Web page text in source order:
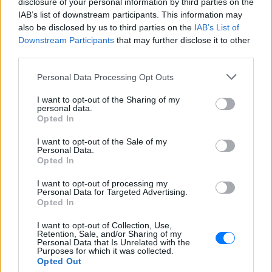
IAB’s list of downstream participants. This information may
also be disclosed by us to third parties on the IAB’s List of
Downstream Participants that may further disclose it to other
Personal Data Processing Opt Outs
I want to opt-out of the Sharing of my
personal data.
Opted In
I want to opt-out of the Sale of my
Personal Data.
Opted In
I want to opt-out of processing my
Personal Data for Targeted Advertising.
Opted In
I want to opt-out of Collection, Use,
Retention, Sale, and/or Sharing of my
Personal Data that Is Unrelated with the
Purposes for which it was collected.
Opted Out
ΔΕΙΤΕ ΕΠΙΣΗΣ
ΣΤΗΝ ΙΔΙΑ ΚΑΤΗΓΟΡΙΑ
βίντεο της μεθυσμένης οδηγού
που σκότωσε νύφη ώρες μετά
ΚΌΣΜΟΣ ΣΉΜΕΡΑ
Folly Beach - τώρα νέο υλικό από το
αστυνομικό τμήμα αποκαλύπτει τη
συμπεριφορά της λίγο μετά τη μοιραία
σύγκρουση